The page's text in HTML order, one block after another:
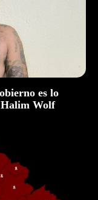
es lo
Halim Wolf